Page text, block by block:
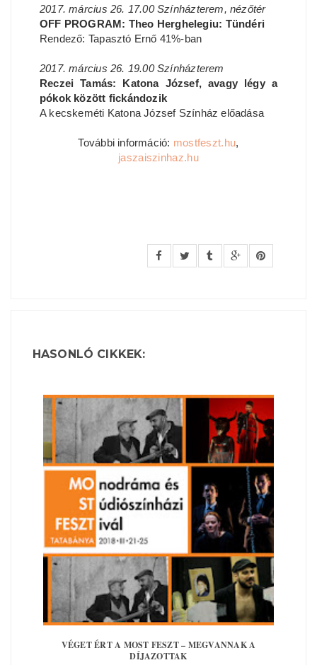
2017. március 26. 17.00 Színházterem, nézőtér
OFF PROGRAM: Theo Herghelegiu: Tündéri
Rendező: Tapasztó Ernő 41%-ban
2017. március 26. 19.00 Színházterem
Reczei Tamás: Katona József, avagy légy a
pókok között fickándozik
A kecskeméti Katona József Színház előadása
További információ: mostfeszt.hu,
jaszaiszinhaz.hu
HASONLÓ CIKKEK:
VÉGET ÉRT A MOST FESZT – MEGVANNAK A
DÍJAZOTTAK